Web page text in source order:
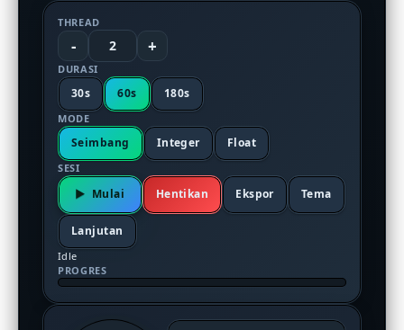
THREAD
- 2 +
DURASI
30s 60s 180s
MODE
Seimbang Integer Float
SESI
Mulai Hentikan Ekspor Tema
Lanjutan
Idle
PROGRES